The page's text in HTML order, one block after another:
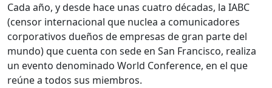
Cada año, y desde hace unas cuatro décadas, la IABC
(censor internacional que nuclea a comunicadores
corporativos dueños de empresas de gran parte del
mundo) que cuenta con sede en San Francisco, realiza
un evento denominado World Conference, en el que
reúne a todos sus miembros.